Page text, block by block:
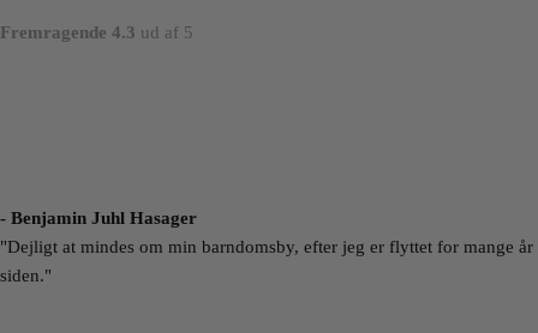
Fremragende 4.3 ud af 5
- Benjamin Juhl Hasager
"Dejligt at mindes om min barndomsby, efter jeg er flyttet for mange år
siden."